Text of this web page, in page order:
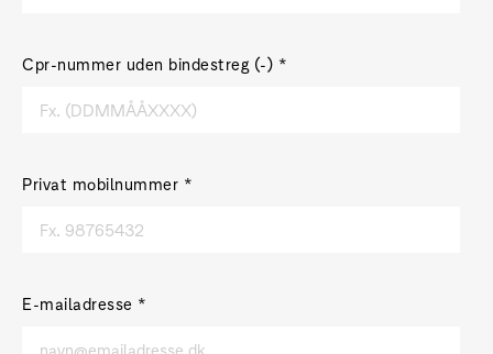
Cpr-nummer uden bindestreg (-) *
Privat mobilnummer *
E-mailadresse *